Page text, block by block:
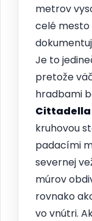
metrov
celé mesto
Je to
pretože
hradbami
Cittadella
kruhovou
padacími
severnej
múrov
rovnako
vo vnútri.